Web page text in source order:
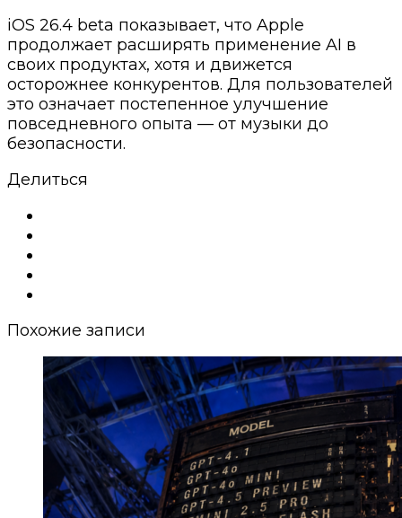
iOS 26.4 beta показывает, что Apple
продолжает расширять применение AI в
своих продуктах, хотя и движется
осторожнее конкурентов. Для пользователей
это означает постепенное улучшение
повседневного опыта — от музыки до
безопасности.
Делиться
Похожие записи